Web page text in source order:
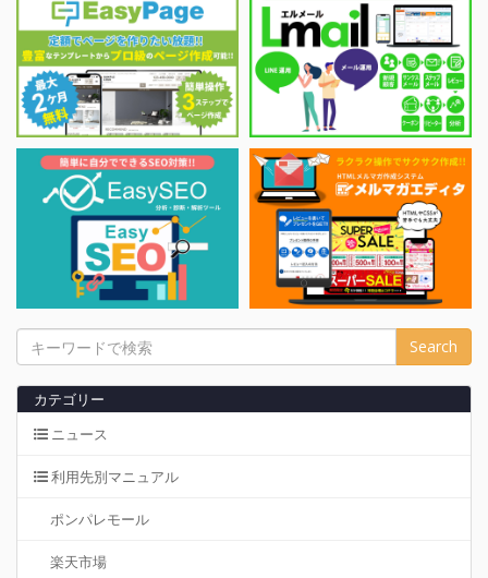
Search
カテゴリー
ニュース
利用先別マニュアル
ポンパレモール
楽天市場